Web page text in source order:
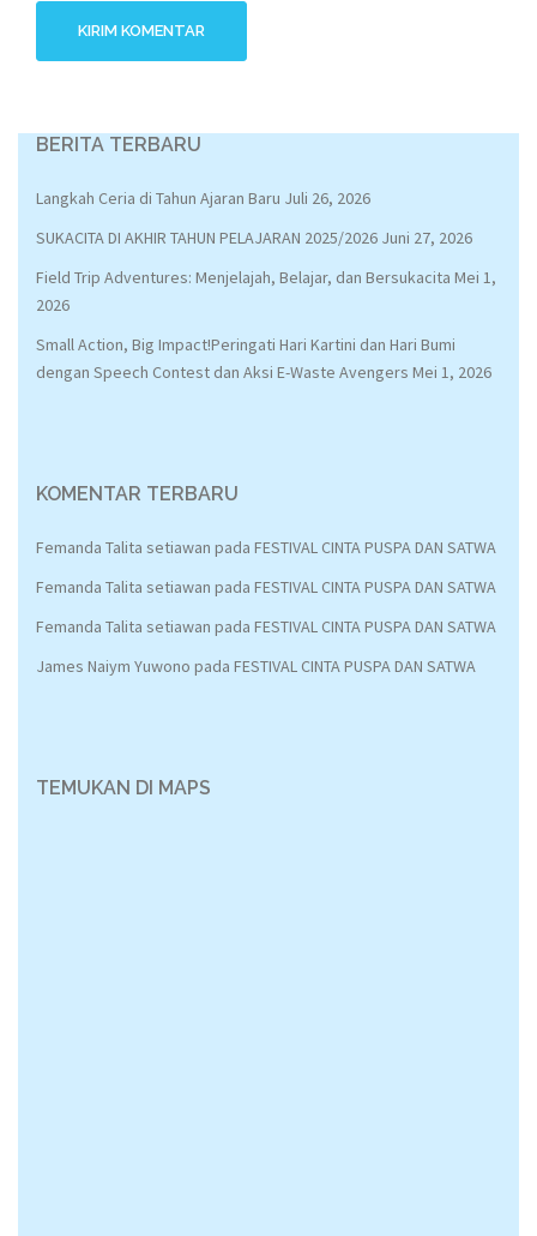
BERITA TERBARU
Langkah Ceria di Tahun Ajaran Baru Juli 26, 2026
SUKACITA DI AKHIR TAHUN PELAJARAN 2025/2026 Juni 27, 2026
Field Trip Adventures: Menjelajah, Belajar, dan Bersukacita Mei 1,
2026
Small Action, Big Impact!Peringati Hari Kartini dan Hari Bumi
dengan Speech Contest dan Aksi E-Waste Avengers Mei 1, 2026
KOMENTAR TERBARU
Femanda Talita setiawan pada FESTIVAL CINTA PUSPA DAN SATWA
Femanda Talita setiawan pada FESTIVAL CINTA PUSPA DAN SATWA
Femanda Talita setiawan pada FESTIVAL CINTA PUSPA DAN SATWA
James Naiym Yuwono pada FESTIVAL CINTA PUSPA DAN SATWA
TEMUKAN DI MAPS